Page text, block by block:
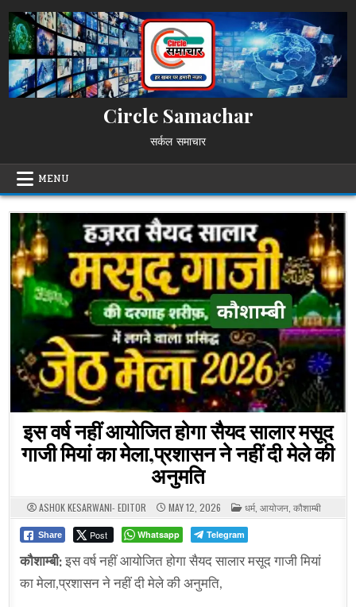
to
content
Circle Samachar
सर्कल समाचार
MENU
इस वर्ष नहीं आयोजित होगा सैयद सालार मसूद
गाजी मियां का मेला,प्रशासन ने नहीं दी मेले की
अनुमति
ASHOK KESARWANI- EDITOR MAY 12, 2026 POSTED
IN
धर्म, आयोजन कौशाम्बी
Share Post Whatsapp Telegram
कौशाम्बी:इस वर्ष नहीं आयोजित होगा सैयद सालार मसूद गाजी मियां
का मेला,प्रशासन ने नहीं दी मेले की अनुमति,